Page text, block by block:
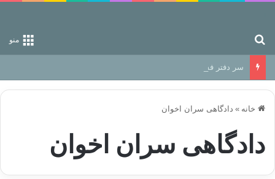
منو
سر دفتر فساد در زمین‌، دوری وکناره‌گیری از راه خداست‌!
خانه » دادگاهی سران اخوان
دادگاهی سران اخوان